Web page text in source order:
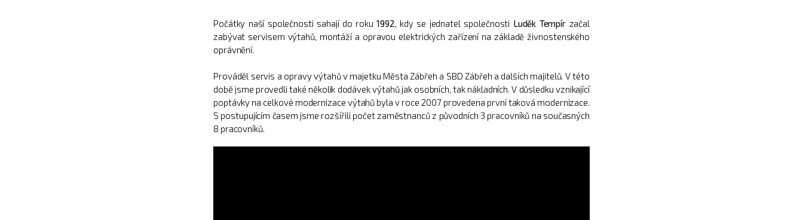
Počátky naší společnosti sahají do roku1992, kdy se jednatel společnosti Luděk Tempír začal
zabývat servisem výtahů, montáží a opravou elektrických zařízení na základě živnostenského
oprávnění.
Prováděl servis a opravy výtahů v majetku Města Zábřeh a SBD Zábřeh a dalších majitelů. V této
době jsme provedli také několik dodávek výtahů jak osobních, tak nákladních. V důsledku vznikající
poptávky na celkové modernizace výtahů byla v roce 2007 provedena první taková modernizace.
S postupujícím časem jsme rozšířili počet zaměstnanců z původních 3 pracovníků na současných
8 pracovníků.